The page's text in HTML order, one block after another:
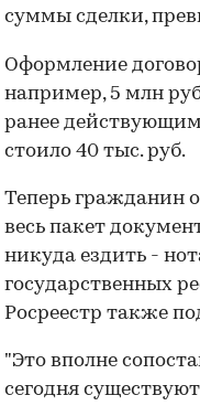
суммы сделки,
00:00 /
Оформление
например, 5 млн
ранее
стоило 40 тыс. руб.
Теперь гражданин
весь пакет
никуда ездить -
государственных
Росреестр также
"Это вполне
сегодня